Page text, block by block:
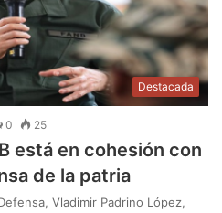
Destacada
0 25
está en cohesión con
de la patria
Vladimir Padrino López,